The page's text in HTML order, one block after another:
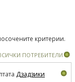
критерии.
ПОТРЕБИТЕЛИ
Дзадзики